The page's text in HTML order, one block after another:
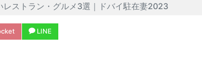
レストラン・グルメ3選｜ドバイ駐在妻2023
LINE